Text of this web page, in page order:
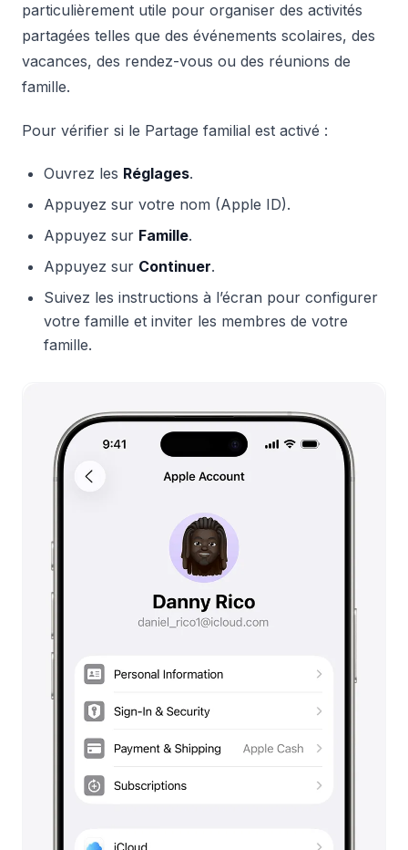
particulièrement utile pour organiser des activités
partagées telles que des événements scolaires, des
vacances, des rendez-vous ou des réunions de
famille.
Pour vérifier si le Partage familial est activé :
Ouvrez les Réglages.
Appuyez sur votre nom (Apple ID).
Appuyez sur Famille.
Appuyez sur Continuer.
Suivez les instructions à l’écran pour configurer
votre famille et inviter les membres de votre
famille.